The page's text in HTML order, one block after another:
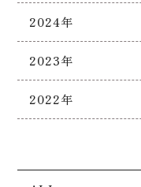
2024年
2023年
2022年